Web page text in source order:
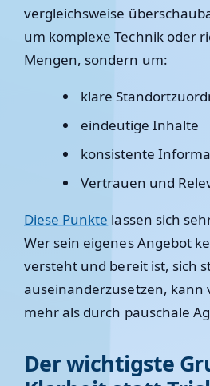
vergleichsweise
um komplexe Technik oder
Mengen, sondern um:
klare
eindeutige Inhalte
konsistente
Vertrauen und
Diese Punkte lassen sich
Wer sein eigenes Angebot
versteht und bereit ist, sich
auseinanderzusetzen, kann
mehr als durch pauschale
Der wichtigste